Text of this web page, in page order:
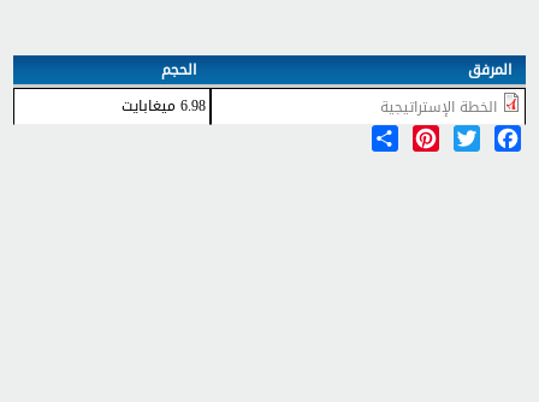
المرفق
الحجم
الخطة الإستراتيجية
6.98 ميغابايت
Facebook
Twitter
Pinterest